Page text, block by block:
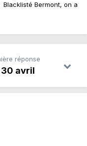
Bermont, on a
réponse
30 avril